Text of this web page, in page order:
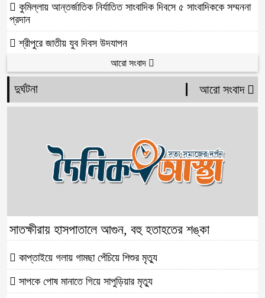
কুমিল্লায় আন্তর্জাতিক নির্যাতিত সাংবাদিক দিবসে ৫ সাংবাদিককে সম্মননা
প্রদান
শ্রীপুরে জাতীয় যুব দিবস উদযাপন
আরো সংবাদ
দুর্ঘটনা আরো সংবাদ
সাতক্ষীরায় হাসপাতালে আগুন, বহু হতাহতের শঙ্কা
কাপ্তাইয়ে গলায় গামছা পেঁচিয়ে শিশুর মৃত্যু
সাপকে পোষ মানাতে গিয়ে সাপুড়িয়ার মৃত্যু